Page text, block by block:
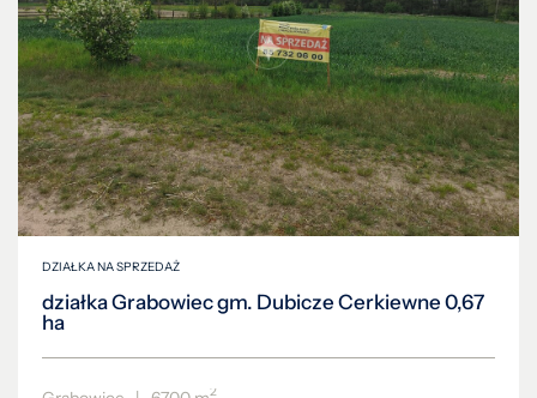
DZIAŁKA NA SPRZEDAŻ
działka Grabowiec gm. Dubicze Cerkiewne 0,67
ha
2